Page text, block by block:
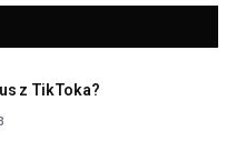
z TikToka?